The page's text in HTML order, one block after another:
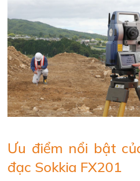
Ưu điểm nổi bật
đạc Sokkia FX201